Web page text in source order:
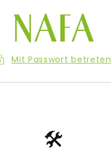
Mit Passwort betreten
🛠️